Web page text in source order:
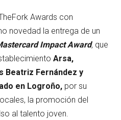
Awards con
novedad la entrega de un
Impact Award, que
Arsa,
Beatriz Fernández y
en Logroño, por su
la promoción del
al talento joven.